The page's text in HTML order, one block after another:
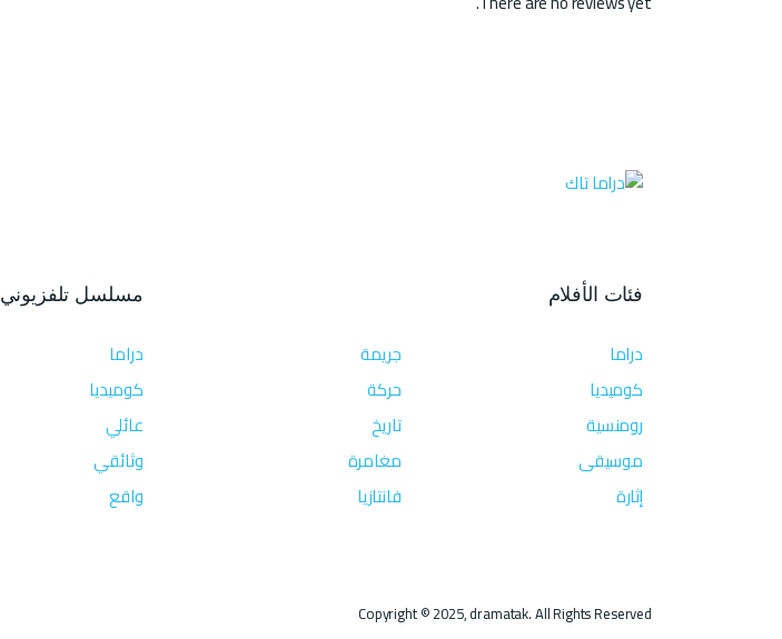
فئات الأفلام
دراما
كوميديا
رومنسية
موسيقى
إثارة
جريمة
حركة
تاريخ
مغامرة
فانتازيا
مسلسل تلفزيوني
دراما
كوميديا
عائلي
وثائقي
واقع
Copyright © 2025, dramatak. All Rights Reserved